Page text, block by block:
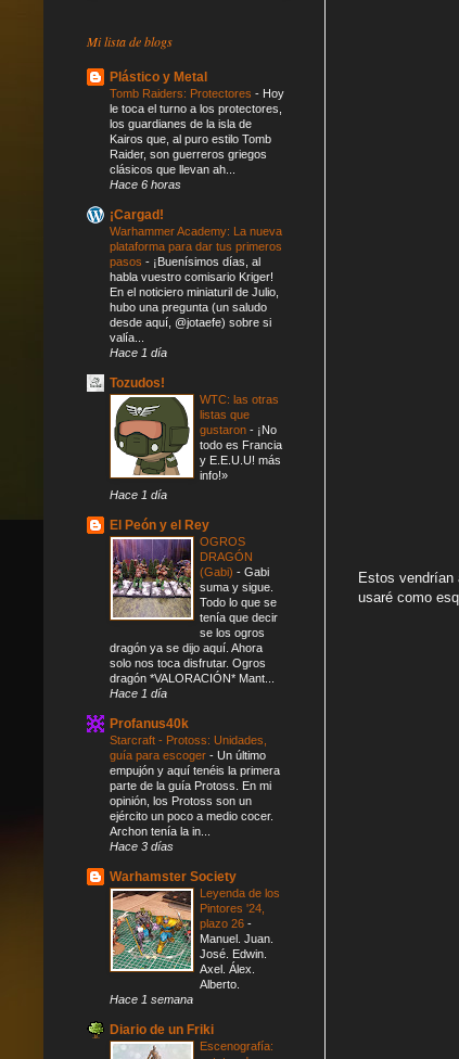
Estos vendrían
usaré como
Mi lista de blogs
Plástico y Metal
Tomb Raiders: Protectores - Hoy
le toca el turno a los protectores,
los guardianes de la isla de
Kairos que, al puro estilo Tomb
Raider, son guerreros griegos
clásicos que llevan ah...
Hace 6 horas
¡Cargad!
Warhammer Academy: La nueva
plataforma para dar tus primeros
pasos - ¡Buenísimos días, al
habla vuestro comisario Kriger!
En el noticiero miniaturil de Julio,
hubo una pregunta (un saludo
desde aquí, @jotaefe) sobre si
valía...
Hace 1 día
Tozudos!
WTC: las otras
listas que
gustaron - ¡No
todo es Francia
y E.E.U.U! más
info!»
Hace 1 día
El Peón y el Rey
OGROS
DRAGÓN
(Gabi) - Gabi
suma y sigue.
Todo lo que se
tenía que decir
se los ogros
dragón ya se dijo aquí. Ahora
solo nos toca disfrutar. Ogros
dragón *VALORACIÓN* Mant...
Hace 1 día
Profanus40k
Starcraft - Protoss: Unidades,
guía para escoger - Un último
empujón y aquí tenéis la primera
parte de la guía Protoss. En mi
opinión, los Protoss son un
ejército un poco a medio cocer.
Archon tenía la in...
Hace 3 días
Warhamster Society
Leyenda de los
Pintores '24,
plazo 26 -
Manuel. Juan.
José. Edwin.
Axel. Álex.
Alberto.
Hace 1 semana
Diario de un Friki
Escenografía: